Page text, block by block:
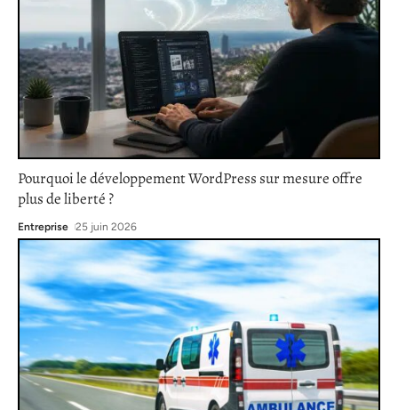
Pourquoi le développement WordPress sur mesure offre
plus de liberté ?
Entreprise 25 juin 2026